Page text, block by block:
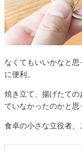
なくてもいいかなと
に便利。
焼き立て、揚げたて
ていなかったのかと思
食卓の小さな立役者、